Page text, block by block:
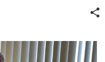
share